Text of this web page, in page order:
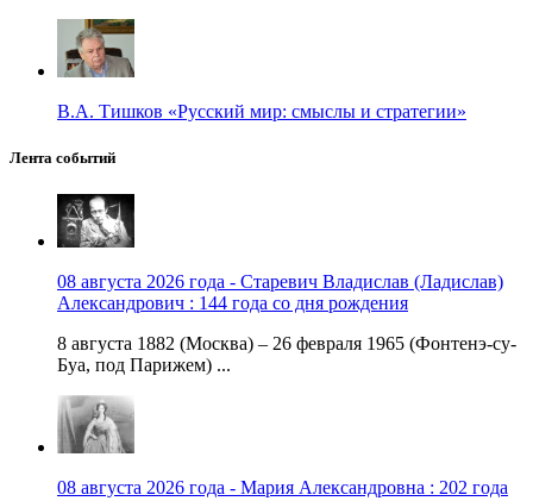
В.А. Тишков «Русский мир: смыслы и стратегии»
Лента событий
08 августа 2026 года - Старевич Владислав (Ладислав)
Александрович : 144 года со дня рождения
8 августа 1882 (Москва) – 26 февраля 1965 (Фонтенэ-су-
Буа, под Парижем) ...
08 августа 2026 года - Мария Александровна : 202 года